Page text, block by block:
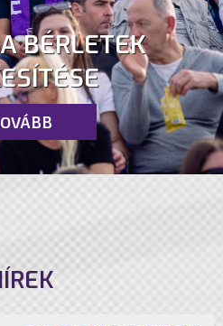
BÉRLETEK